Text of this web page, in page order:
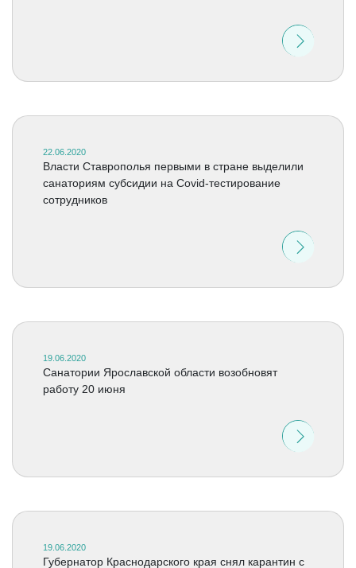
22.06.2020
Власти Ставрополья первыми в стране выделили
санаториям субсидии на Covid-тестирование
сотрудников
19.06.2020
Санатории Ярославской области возобновят
работу 20 июня
19.06.2020
Губернатор Краснодарского края снял карантин с